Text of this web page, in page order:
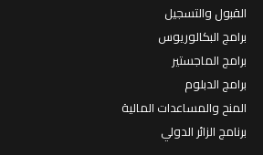
القبول والتسجيل
برامج البكالوريوس
برامج الماجستير
برامج الدبلوم
المنح والمساعدات المالية
برنامج الزائر الدولي